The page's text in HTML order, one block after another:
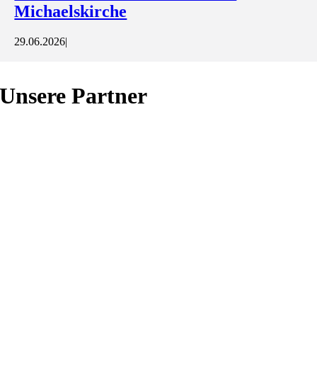
Michaelskirche
29.06.2026|
Unsere Partner